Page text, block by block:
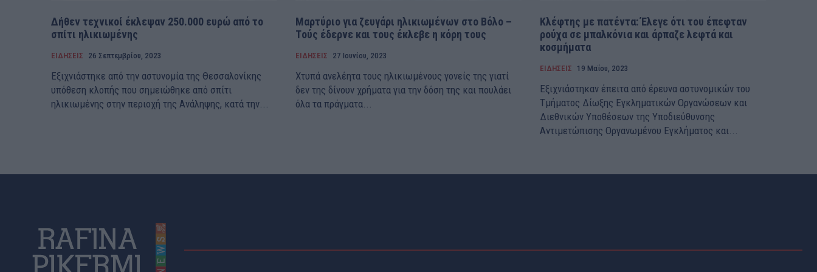
Δήθεν τεχνικοί έκλεψαν 250.000 ευρώ από το
σπίτι ηλικιωμένης
ΕΙΔΗΣΕΙΣ 26 Σεπτεμβρίου, 2023
Εξιχνιάστηκε από την αστυνομία της Θεσσαλονίκης
υπόθεση κλοπής που σημειώθηκε από σπίτι
ηλικιωμένης στην περιοχή της Ανάληψης, κατά την...
Mαρτύριο για ζευγάρι ηλικιωμένων στο Βόλο –
Tούς έδερνε και τους έκλεβε η κόρη τους
ΕΙΔΗΣΕΙΣ 27 Ιουνίου, 2023
Χτυπά ανελέητα τους ηλικιωμένους γονείς της γιατί
δεν της δίνουν χρήματα για την δόση της και πουλάει
όλα τα πράγματα...
Κλέφτης με πατέντα: Έλεγε ότι του έπεφταν
ρούχα σε μπαλκόνια και άρπαζε λεφτά και
κοσμήματα
ΕΙΔΗΣΕΙΣ 19 Μαΐου, 2023
Εξιχνιάστηκαν έπειτα από έρευνα αστυνομικών του
Τμήματος Δίωξης Εγκληματικών Οργανώσεων και
Διεθνικών Υποθέσεων της Υποδιεύθυνσης
Αντιμετώπισης Οργανωμένου Εγκλήματος και...